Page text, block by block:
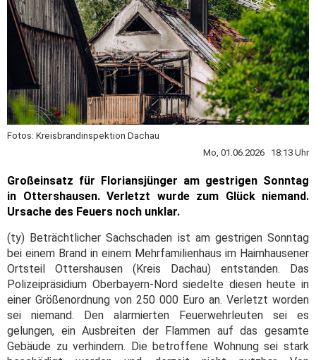
Fotos: Kreisbrandinspektion Dachau
Mo, 01.06.2026 18:13 Uhr
Großeinsatz für Floriansjünger am gestrigen Sonntag
in Ottershausen. Verletzt wurde zum Glück niemand.
Ursache des Feuers noch unklar.
(ty) Beträchtlicher Sachschaden ist am gestrigen Sonntag
bei einem Brand in einem Mehrfamilienhaus im Haimhausener
Ortsteil Ottershausen (Kreis Dachau) entstanden. Das
Polizeipräsidium Oberbayern-Nord siedelte diesen heute in
einer Größenordnung von 250 000 Euro an. Verletzt worden
sei niemand. Den alarmierten Feuerwehrleuten sei es
gelungen, ein Ausbreiten der Flammen auf das gesamte
Gebäude zu verhindern. Die betroffene Wohnung sei stark